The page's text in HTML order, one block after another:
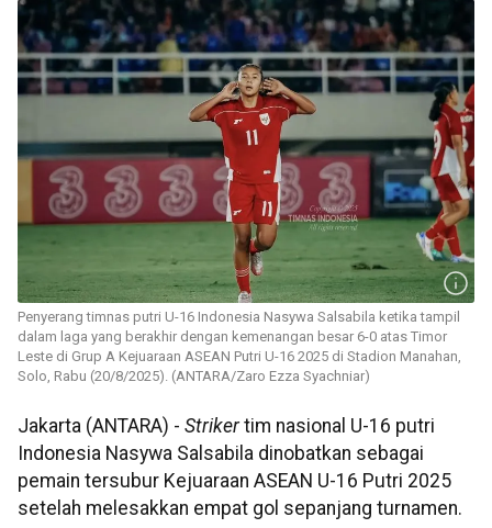
Penyerang timnas putri U-16 Indonesia Nasywa Salsabila ketika tampil
dalam laga yang berakhir dengan kemenangan besar 6-0 atas Timor
Leste di Grup A Kejuaraan ASEAN Putri U-16 2025 di Stadion Manahan,
Solo, Rabu (20/8/2025). (ANTARA/Zaro Ezza Syachniar)
Jakarta (ANTARA) - Strikertim nasional U-16 putri
Indonesia Nasywa Salsabila dinobatkan sebagai
pemain tersubur Kejuaraan ASEAN U-16 Putri 2025
setelah melesakkan empat gol sepanjang turnamen.